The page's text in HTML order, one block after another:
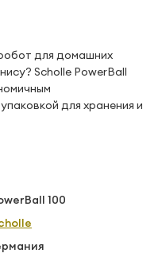
для домашних
Scholle PowerBall
для хранения и
100